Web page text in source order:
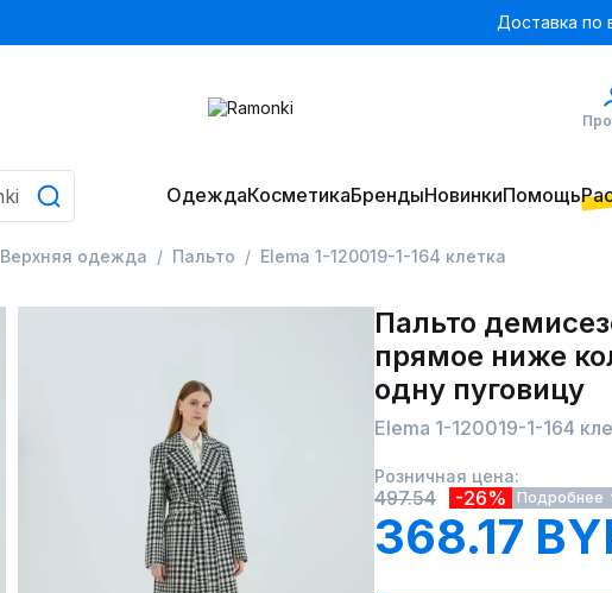
Доставка по
ОдеждаКосметикаБрендыНовинкиПомощь
Верхняя одежда Пальто Elema 1-120019-1-164 клетка
Пальто
прямое ниже
одну пуговицу
Elema 1-120019-1-164
Розничная цена:
497.54 -26% Подробнее
368.17